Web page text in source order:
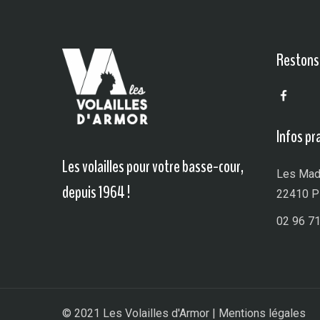
Les volailles pour votre basse-cour,
depuis 1964 !
Infos
Les
22410
02 96
© 2021 Les Volailles d'Armor | Mentions légales